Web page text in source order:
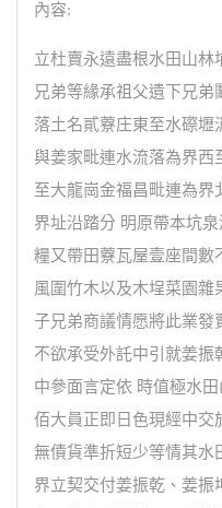
內容:
立杜賣永遠盡根水田山林
兄弟等緣承祖父遺下兄弟
落土名貳藔庄東至水磜壢
與姜家毗連水流落為界西
至大龍崗金福昌毗連為界
界址沿踏分 明原帶本坑
糧又帶田藔瓦屋壹座間數
風圍竹木以及木埕菜園雜
子兄弟商議情愿將此業發
不欲承受外託中引就姜振
中參面言定依 時值極水
佰大員正即日色現經中交
無債貨準折短少等情其水
界立契交付姜振乾、姜振